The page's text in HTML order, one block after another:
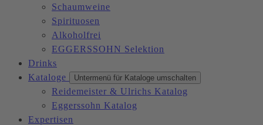
Schaumweine
Spirituosen
Alkoholfrei
EGGERSSOHN Selektion
Drinks
Kataloge
Untermenü für Kataloge umschalten
Reidemeister & Ulrichs Katalog
Eggerssohn Katalog
Expertisen